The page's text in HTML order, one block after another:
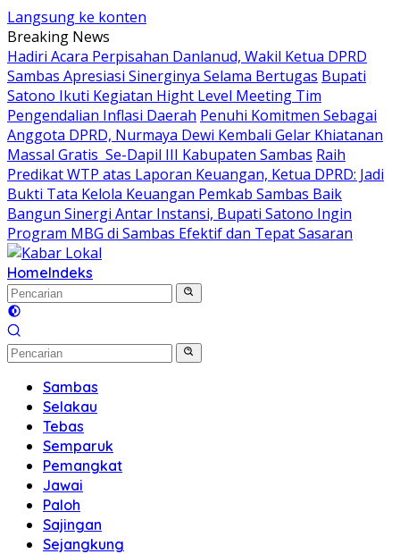
Langsung ke konten
Breaking News
Hadiri Acara Perpisahan Danlanud, Wakil Ketua DPRD
Sambas Apresiasi Sinerginya Selama Bertugas Bupati
Satono Ikuti Kegiatan Hight Level Meeting Tim
Pengendalian Inflasi Daerah Penuhi Komitmen Sebagai
Anggota DPRD, Nurmaya Dewi Kembali Gelar Khiatanan
Massal Gratis Se-Dapil III Kabupaten Sambas Raih
Predikat WTP atas Laporan Keuangan, Ketua DPRD: Jadi
Bukti Tata Kelola Keuangan Pemkab Sambas Baik
Bangun Sinergi Antar Instansi, Bupati Satono Ingin
Program MBG di Sambas Efektif dan Tepat Sasaran
HomeIndeks
Sambas
Selakau
Tebas
Semparuk
Pemangkat
Jawai
Paloh
Sajingan
Sejangkung